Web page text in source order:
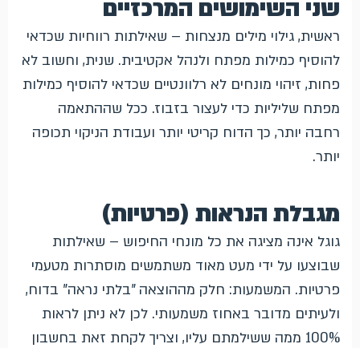
שני השימושים המרכזיים
ראשית, גילוי מילים מנצחות – שאילתות רווחיות שכדאי
להוסיף כמילות מפתח ולנהל אקטיבית. שנית, וחשוב לא
פחות, זיהוי מונחים לא רלוונטיים שכדאי להוסיף כמילות
מפתח שליליות כדי לעצור בזבוז. ככל שההתאמה
רחבה יותר, כך הדוח קריטי יותר ועבודת הניקוי תכופה
יותר.
מגבלת הנראות (פרטיות)
גוגל אינה מציגה את כל מונחי החיפוש – שאילתות
שבוצעו על ידי מעט מאוד משתמשים מוסתרות מטעמי
פרטיות. המשמעות: חלק מההוצאה "בלתי נראה" בדוח,
ולעיתים מדובר באחוז משמעותי. לכן לא ניתן לראות
100% ממה ששילמתם עליו, וצריך לקחת זאת בחשבון